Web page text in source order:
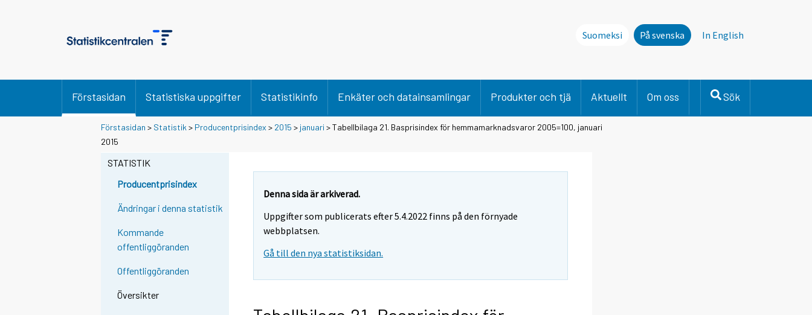
Suomeksi På svenska In English
Förstasidan Statistiska uppgifter Statistikinfo Enkäter och datainsamlingar Produkter och tjä Aktuellt Om oss Sök
Förstasidan > Statistik > Producentprisindex > 2015 > januari > Tabellbilaga 21. Basprisindex för hemmamarknadsvaror 2005=100, januari
2015
STATISTIK
Producentprisindex
Ändringar i denna statistik
Kommande
offentliggöranden
Offentliggöranden
Översikter
Denna sida är arkiverad.
Uppgifter som publicerats efter 5.4.2022 finns på den förnyade
webbplatsen.
Gå till den nya statistiksidan.